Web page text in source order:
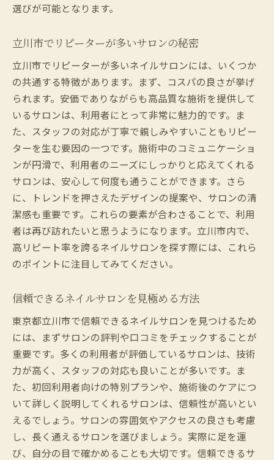
選びが可能となります。
立川市でリピーターが多いサロンの秘密
立川市でリピーターが多いネイルサロンには、いくつか
の共通する特徴があります。まず、コスパの良さが挙げ
られます。安価でありながらも高品質な施術を提供して
いるサロンは、利用者にとって非常に魅力的です。ま
た、スタッフの対応が丁寧で親しみやすいこともリピー
ターを生む要因の一つです。施術中のコミュニケーショ
ンが円滑で、利用者のニーズにしっかりと応えてくれる
サロンは、安心して何度も通うことができます。さら
に、トレンドを押さえたデザインの提案や、サロンの清
潔感も重要です。これらの要素が合わさることで、利用
者は再び訪れたいと思うようになります。立川市内で、
高リピート率を誇るネイルサロンを探す際には、これら
のポイントに注目してみてください。
信頼できるネイルサロンを見極める方法
東京都立川市で信頼できるネイルサロンを見つけるため
には、まずサロンの評判や口コミをチェックすることが
重要です。多くの利用者が評価しているサロンは、技術
力が高く、スタッフの対応も良いことが多いです。ま
た、初回利用者向けの特別プランや、施術後のケアにつ
いて詳しく説明してくれるサロンは、信頼性が高いとい
えるでしょう。サロンの雰囲気やアクセスの良さも考慮
し、長く通えるサロンを選びましょう。実際に足を運
び、自分の目で確かめることも大切です。信頼できるサ